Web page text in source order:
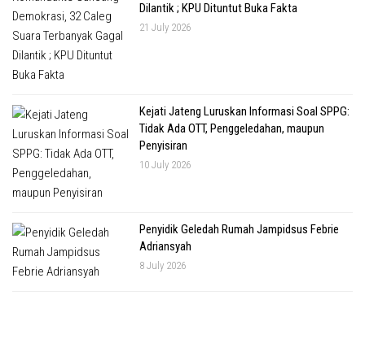
Dilantik ; KPU Dituntut Buka Fakta
21 July 2026
Kejati Jateng Luruskan Informasi Soal SPPG:
Tidak Ada OTT, Penggeledahan, maupun
Penyisiran
10 July 2026
Penyidik Geledah Rumah Jampidsus Febrie
Adriansyah
8 July 2026